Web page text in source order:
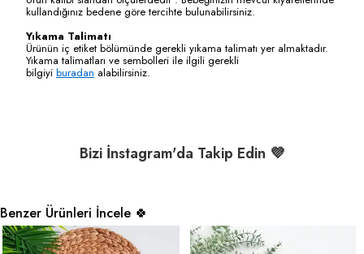
kullandığınız bedene göre tercihte bulunabilirsiniz.
Yıkama Talimatı
Ürünün iç etiket bölümünde gerekli yıkama talimatı yer almaktadır.
Yıkama talimatları ve sembolleri ile ilgili gerekli
bilgiyi buradan alabilirsiniz.
Bizi İnstagram'da Takip Edin 💜
Benzer Ürünleri İncele 🍀